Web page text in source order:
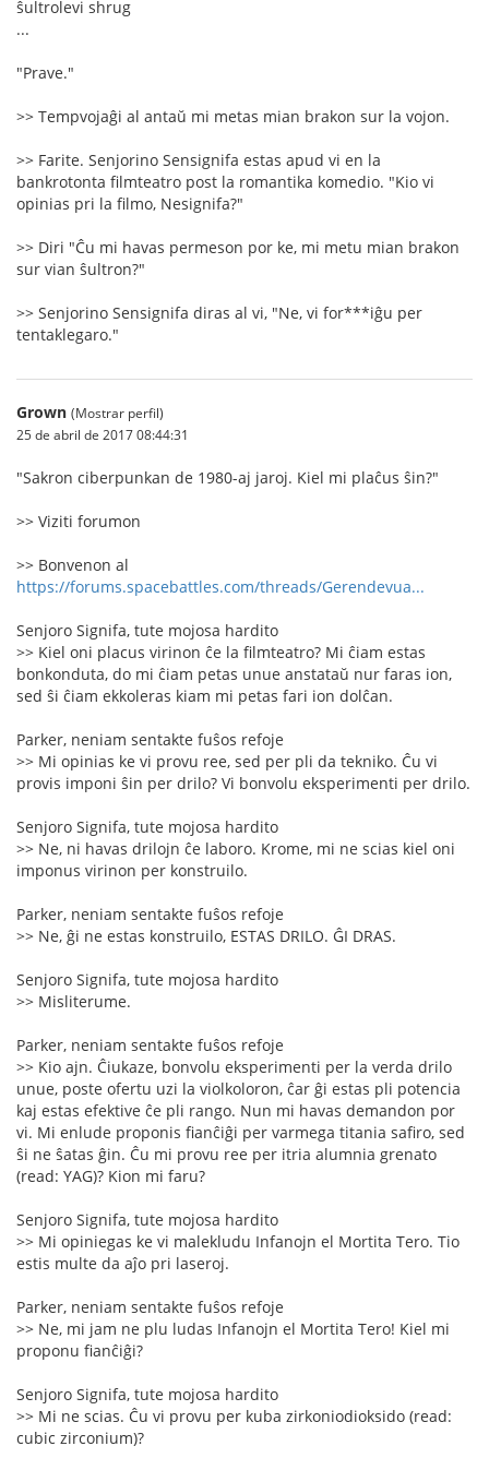
ŝultrolevi shrug
...
"Prave."
>> Tempvojaĝi al antaŭ mi metas mian brakon sur la vojon.
>> Farite. Senjorino Sensignifa estas apud vi en la
bankrotonta filmteatro post la romantika komedio. "Kio vi
opinias pri la filmo, Nesignifa?"
>> Diri "Ĉu mi havas permeson por ke, mi metu mian brakon
sur vian ŝultron?"
>> Senjorino Sensignifa diras al vi, "Ne, vi for***iĝu per
tentaklegaro."
Grown (Mostrar perfil)
25 de abril de 2017 08:44:31
"Sakron ciberpunkan de 1980-aj jaroj. Kiel mi plaĉus ŝin?"
>> Viziti forumon
>> Bonvenon al
https://forums.spacebattles.com/threads/Gerendevua...
Senjoro Signifa, tute mojosa hardito
>> Kiel oni placus virinon ĉe la filmteatro? Mi ĉiam estas
bonkonduta, do mi ĉiam petas unue anstataŭ nur faras ion,
sed ŝi ĉiam ekkoleras kiam mi petas fari ion dolĉan.
Parker, neniam sentakte fuŝos refoje
>> Mi opinias ke vi provu ree, sed per pli da tekniko. Ĉu vi
provis imponi ŝin per drilo? Vi bonvolu eksperimenti per drilo.
Senjoro Signifa, tute mojosa hardito
>> Ne, ni havas drilojn ĉe laboro. Krome, mi ne scias kiel oni
imponus virinon per konstruilo.
Parker, neniam sentakte fuŝos refoje
>> Ne, ĝi ne estas konstruilo, ESTAS DRILO. ĜI DRAS.
Senjoro Signifa, tute mojosa hardito
>> Misliterume.
Parker, neniam sentakte fuŝos refoje
>> Kio ajn. Ĉiukaze, bonvolu eksperimenti per la verda drilo
unue, poste ofertu uzi la violkoloron, ĉar ĝi estas pli potencia
kaj estas efektive ĉe pli rango. Nun mi havas demandon por
vi. Mi enlude proponis fianĉiĝi per varmega titania safiro, sed
ŝi ne ŝatas ĝin. Ĉu mi provu ree per itria alumnia grenato
(read: YAG)? Kion mi faru?
Senjoro Signifa, tute mojosa hardito
>> Mi opiniegas ke vi malekludu Infanojn el Mortita Tero. Tio
estis multe da aĵo pri laseroj.
Parker, neniam sentakte fuŝos refoje
>> Ne, mi jam ne plu ludas Infanojn el Mortita Tero! Kiel mi
proponu fianĉiĝi?
Senjoro Signifa, tute mojosa hardito
>> Mi ne scias. Ĉu vi provu per kuba zirkoniodioksido (read:
cubic zirconium)?